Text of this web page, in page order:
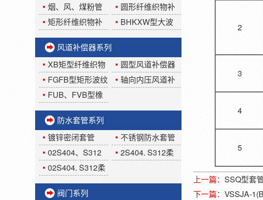
向波纹补偿器
道YGFB(圆形)波纹
补偿器
烟、风、煤粉管
道FGFB矩形波纹补
偿器
圆形纤维织物补
偿器
矩形纤维织物补
偿器
BHKXW型大波
纹板盒限位式补偿
风道补偿器系列
XB矩型纤维织物
补偿器
圆型风道补偿器
FGFB型矩形波纹
补偿器
轴向内压风道补
FUB、FVB型橡
胶风道补偿器
防水套管系列
镀锌密闭套管
不锈钢防水套管
02S404、S312
刚性防水套管
2S404. S312柔
02S404. S312柔
性防水套管
阀门系列
2
3
4
5
上一篇： SSQ型套
下一篇： VSSJA-